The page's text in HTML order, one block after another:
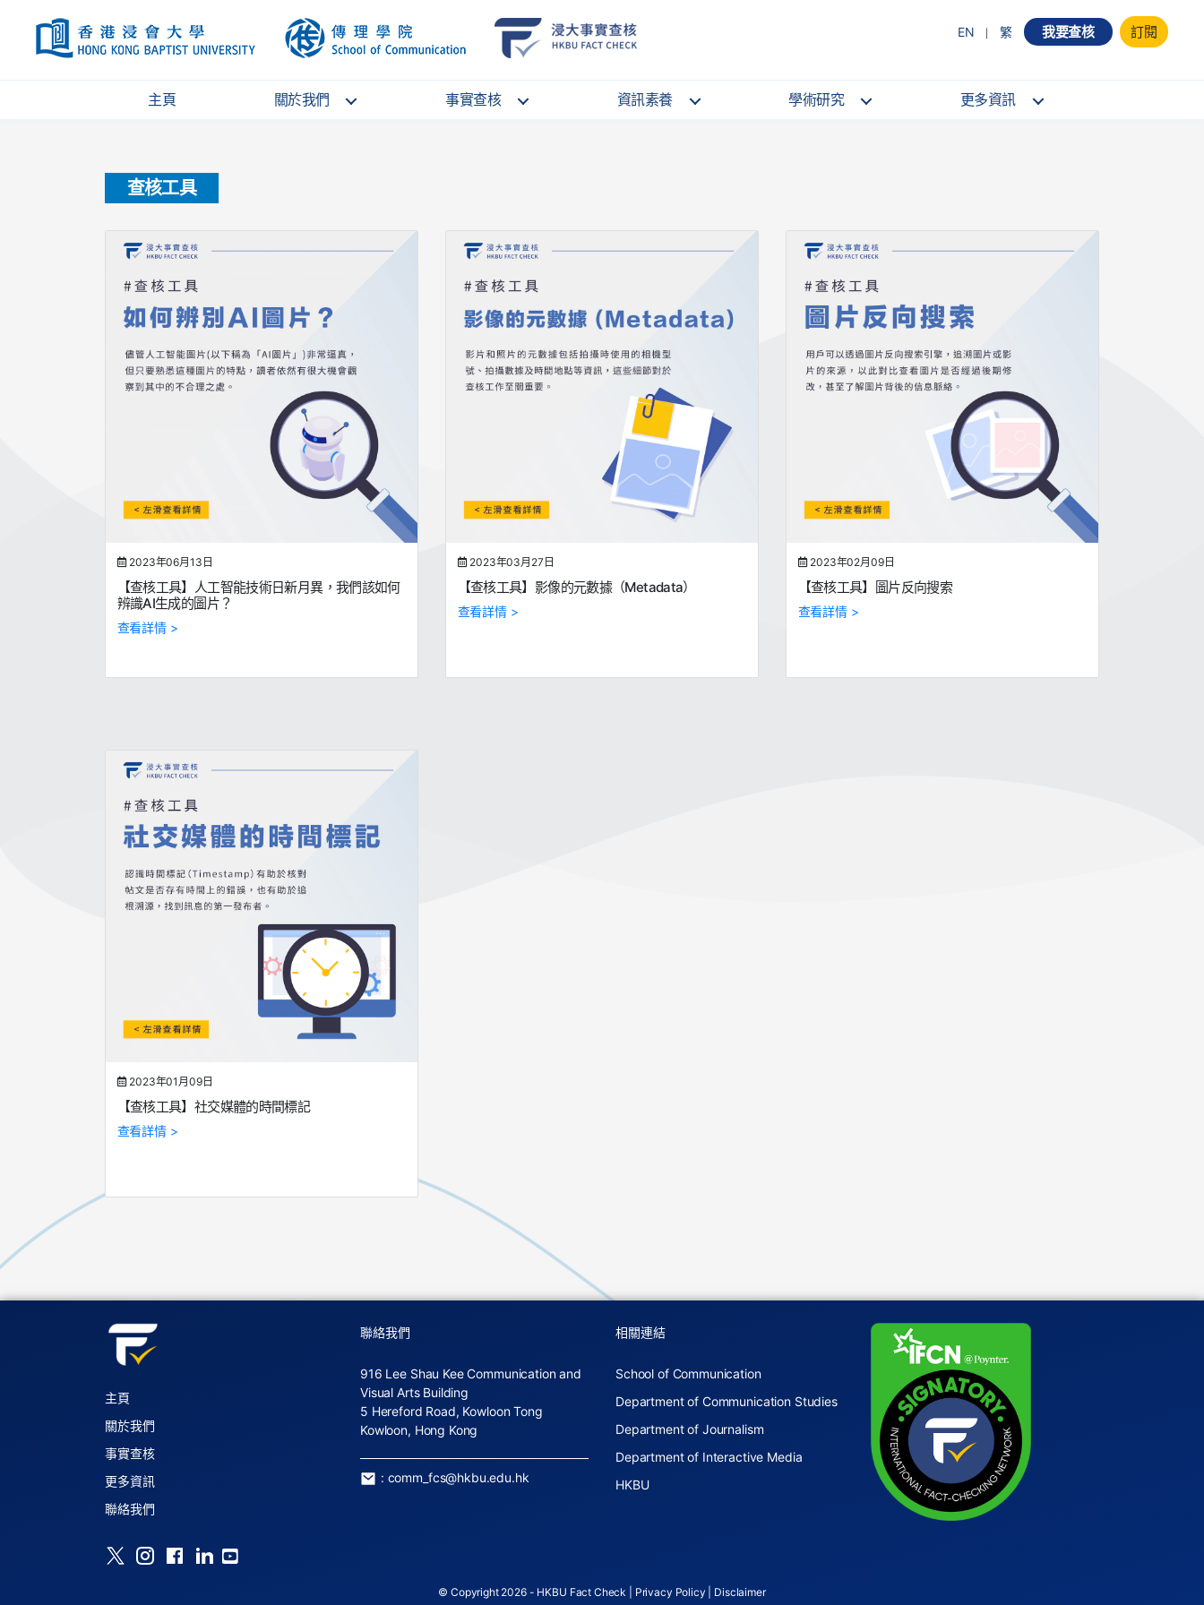
HKBU
School
Communication
EN 繁 我要查核 訂閱
主頁 關於我們 事實查核 資訊素養 學術研究 更多資訊
查核工具
2023年06月13日
【查核工具】人工智能技術日新月異，我們該如何
辨識AI生成的圖片？
查看詳情 >
2023年03月27日
【查核工具】影像的元數據（Metadata）
查看詳情 >
2023年02月09日
【查核工具】圖片反向搜索
查看詳情 >
2023年01月09日
【查核工具】社交媒體的時間標記
查看詳情 >
主頁
關於我們
事實查核
更多資訊
聯絡我們
聯絡我們
916 Lee Shau Kee Communication and
Visual Arts Building
5 Hereford Road, Kowloon Tong
Kowloon, Hong Kong
: comm_fcs@hkbu.edu.hk
相關連結
School of Communication
Department of Communication Studies
Department of Journalism
Department of Interactive Media
HKBU
© Copyright 2026 - HKBU Fact Check | Privacy Policy Disclaimer